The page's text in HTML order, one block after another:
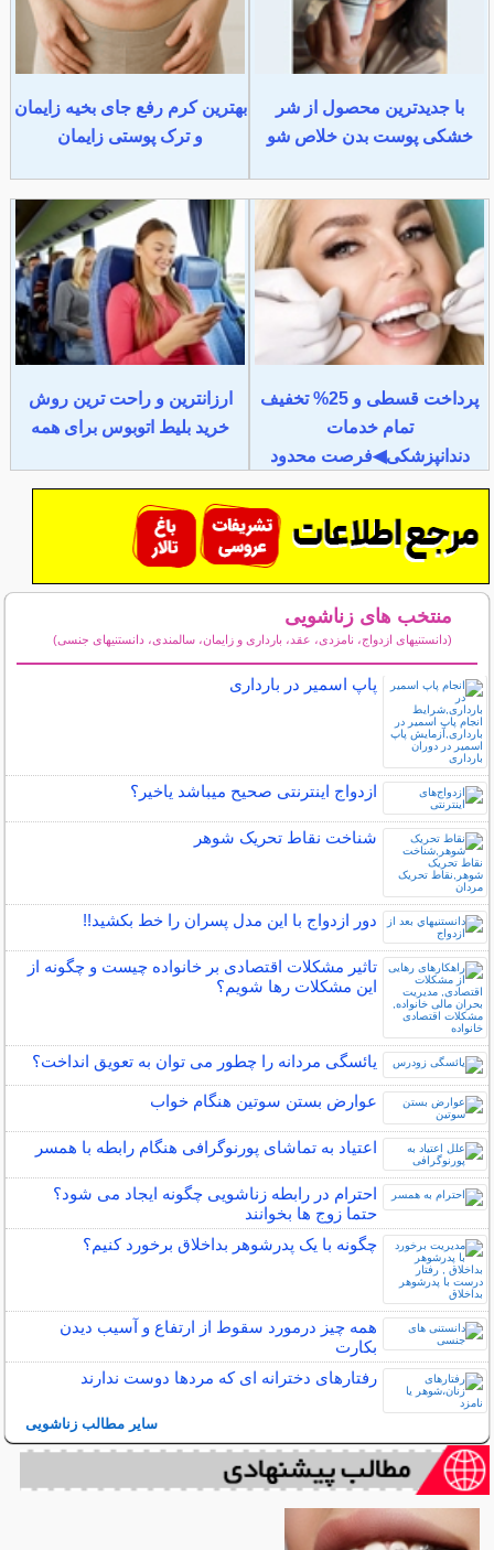
با جدیدترین محصول از شر
خشکی پوست بدن خلاص شو
بهترین کرم رفع جای بخیه زایمان
و ترک پوستی زایمان
پرداخت قسطی و 25% تخفیف
تمام خدمات
دندانپزشکی◀فرصت محدود
ارزانترین و راحت ترین روش
خرید بلیط اتوبوس برای همه
منتخب های زناشویی
(دانستنیهای ازدواج، نامزدی، عقد، بارداری و زایمان، سالمندی، دانستنیهای جنسی)
پاپ اسمیر در بارداری
ازدواج اینترنتی صحیح میباشد یاخیر؟
شناخت نقاط تحریک شوهر
دور ازدواج با این مدل پسران را خط بکشید!!
تاثیر مشکلات اقتصادی بر خانواده چیست و چگونه از
این مشکلات رها شویم؟
یائسگی مردانه را چطور می توان به تعویق انداخت؟
عوارض بستن سوتین هنگام خواب
اعتیاد به تماشای پورنوگرافی هنگام رابطه با همسر
احترام در رابطه زناشویی چگونه ایجاد می شود؟
حتما زوج ها بخوانند
چگونه با یک پدرشوهر بداخلاق برخورد کنیم؟
همه چیز درمورد سقوط از ارتفاع و آسیب دیدن
بکارت
رفتارهای دخترانه ای که مردها دوست ندارند
سایر مطالب زناشویی